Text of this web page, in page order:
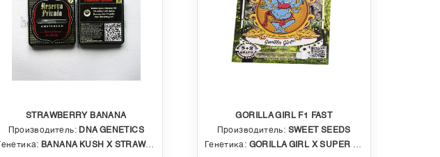
STRAWBERRY BANANA
Производитель: DNA GENETICS
Генетика: BANANA KUSH X STRAWBERRY PHENO OF BUBBLE GUM
GORILLA GIRL F1 FAST
Производитель: SWEET SEEDS
Генетика: GORILLA GIRL X SUPER STRONG X SWEET GELATO AUTO